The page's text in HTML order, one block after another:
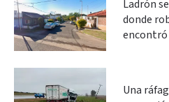
Ladrón
donde
Una